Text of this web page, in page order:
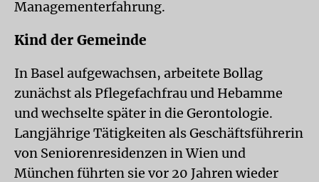
Management­erfahrung.
Kind der Gemeinde
In Basel aufgewachsen, arbeitete Bollag
zunächst als Pflegefachfrau und Hebamme
und wechselte später in die Gerontologie.
Langjährige Tätigkeiten als Geschäftsführerin
von Seniorenresidenzen in Wien und
München führten sie vor 20 Jahren wieder